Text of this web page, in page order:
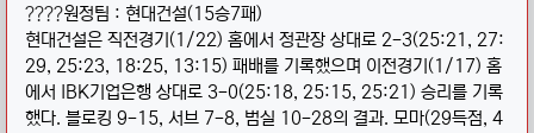
????원정팀 : 현대건설(15승7패)
현대건설은 직전경기(1/22) 홈에서 정관장 상대로 2-3(25:21, 27:
29, 25:23, 18:25, 13:15) 패배를 기록했으며 이전경기(1/17) 홈
에서 IBK기업은행 상대로 3-0(25:18, 25:15, 25:21) 승리를 기록
했다. 블로킹 9-15, 서브 7-8, 범실 10-28의 결과. 모마(29득점, 4